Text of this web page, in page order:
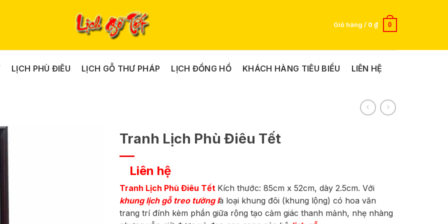
Giỏ hàng / 0 ₫ 0
LỊCH PHÙ ĐIÊU LỊCH GỖ THƯ PHÁP LỊCH ĐỒNG HỒ KHÁCH HÀNG TIÊU BIỂU LIÊN HỆ
Tranh Lịch Phù Điêu Tết
Liên hệ
Tranh Lịch Phù Điêu Tết Kích thước: 85cm x 52cm, dày 2.5cm. Với
khung lịch gỗ treo tường là loại khung đôi (khung lộng) có hoa văn
trang trí đính kèm phần giữa rộng tạo cảm giác thanh mảnh, nhẹ nhàng